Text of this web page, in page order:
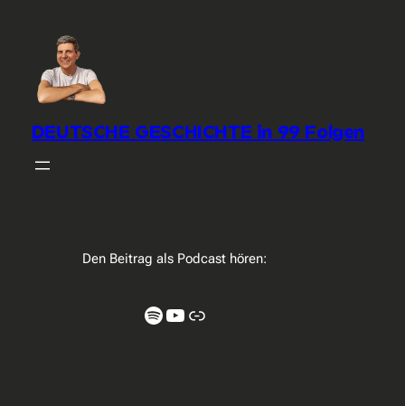
DEUTSCHE GESCHICHTE in 99 Folgen
Den Beitrag als Podcast hören:
Spotify YouTube Link